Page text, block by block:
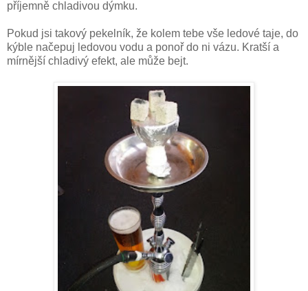
příjemně chladivou dýmku.
Pokud jsi takový pekelník, že kolem tebe vše ledové taje, do
kýble načepuj ledovou vodu a ponoř do ni vázu. Kratší a
mírnější chladivý efekt, ale může bejt.